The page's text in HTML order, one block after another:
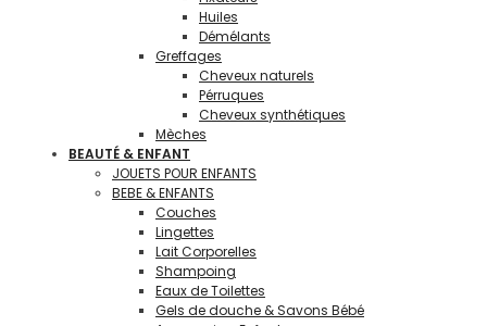
Huiles
Démélants
Greffages
Cheveux naturels
Pérruques
Cheveux synthétiques
Mèches
BEAUTÉ & ENFANT
JOUETS POUR ENFANTS
BEBE & ENFANTS
Couches
Lingettes
Lait Corporelles
Shampoing
Eaux de Toilettes
Gels de douche & Savons Bébé